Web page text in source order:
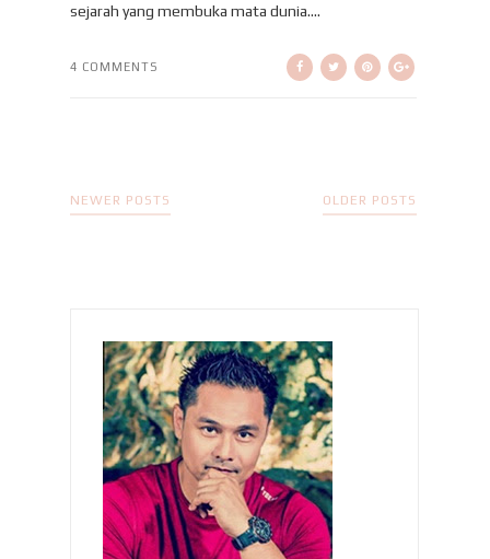
sejarah yang membuka mata dunia....
4 COMMENTS
NEWER POSTS OLDER POSTS